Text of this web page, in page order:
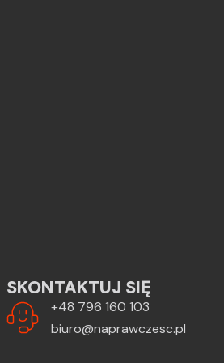
SKONTAKTUJ SIĘ
+48 796 160 103
biuro@naprawczesc.pl